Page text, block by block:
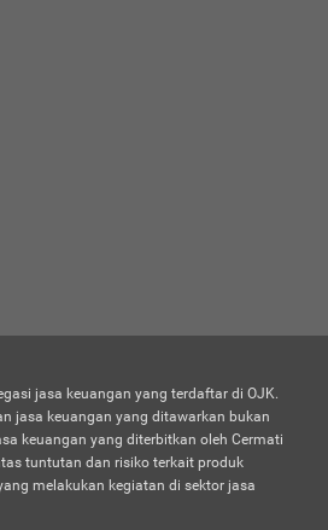
jasa keuangan yang terdaftar di OJK.
jasa keuangan yang ditawarkan bukan
keuangan yang diterbitkan oleh Cermati
tuntutan dan risiko terkait produk
melakukan kegiatan di sektor jasa